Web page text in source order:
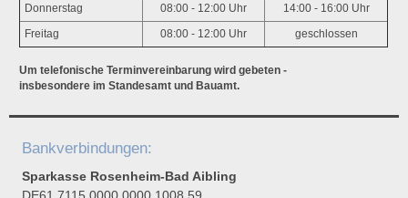
Donnerstag 08:00 - 12:00 Uhr 14:00 - 16:00 Uhr
Freitag 08:00 - 12:00 Uhr geschlossen
Um telefonische Terminvereinbarung wird gebeten -
insbesondere im Standesamt und Bauamt.
Bankverbindungen:
Sparkasse Rosenheim-Bad Aibling